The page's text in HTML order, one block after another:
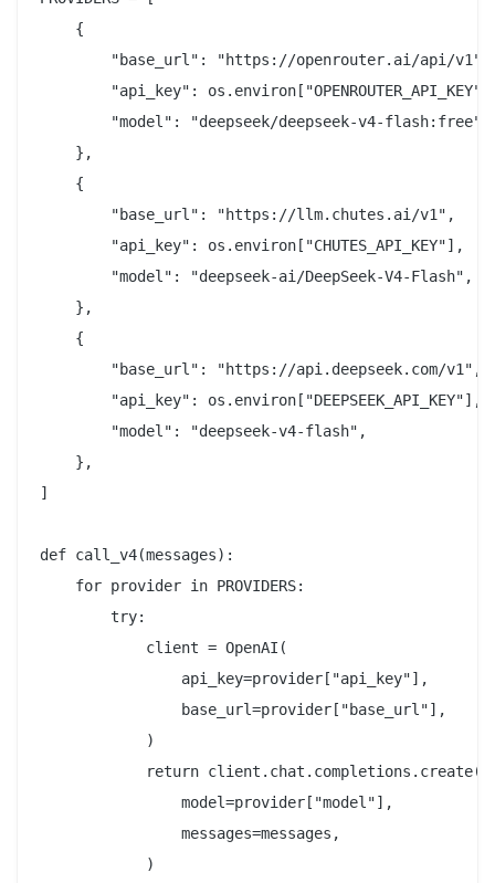
    {
        "base_url": "https://openrouter.ai/api/v1",
"api_key":
        "model": "deepseek/deepseek-v4-flash:free",
    },
    {
        "base_url": "https://llm.chutes.ai/v1",
        "api_key": os.environ["CHUTES_API_KEY"],
        "model": "deepseek-ai/DeepSeek-V4-Flash",
    },
    {
        "base_url": "https://api.deepseek.com/v1",
        "api_key": os.environ["DEEPSEEK_API_KEY"],
        "model": "deepseek-v4-flash",
    },
]
def call_v4(messages):
    for provider in PROVIDERS:
        try:
            client = OpenAI(
                api_key=provider["api_key"],
                base_url=provider["base_url"],
            )
            return client.chat.completions.create(
                model=provider["model"],
                messages=messages,
            )